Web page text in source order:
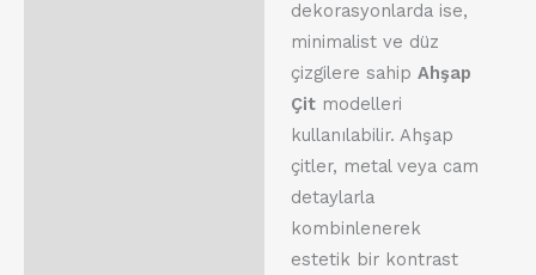
dekorasyonlarda ise,
minimalist ve düz
çizgilere sahip Ahşap
Çitmodelleri
kullanılabilir. Ahşap
çitler, metal veya cam
detaylarla
kombinlenerek
estetik bir kontrast